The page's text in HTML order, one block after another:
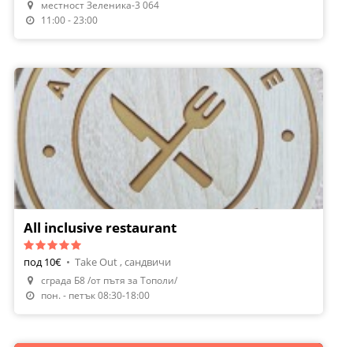
Направи Резервация
местност Зеленика-3 064
11:00 - 23:00
All inclusive restaurant
под 10€ • Take Out , сандвичи
сграда Б8 /от пътя за Тополи/
пон. - петък 08:30-18:00